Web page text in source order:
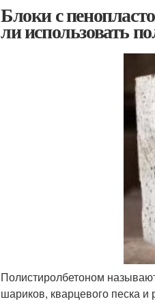
Блоки с
ли использовать
Полистиролбетоном
шариков, кварцевого песка и